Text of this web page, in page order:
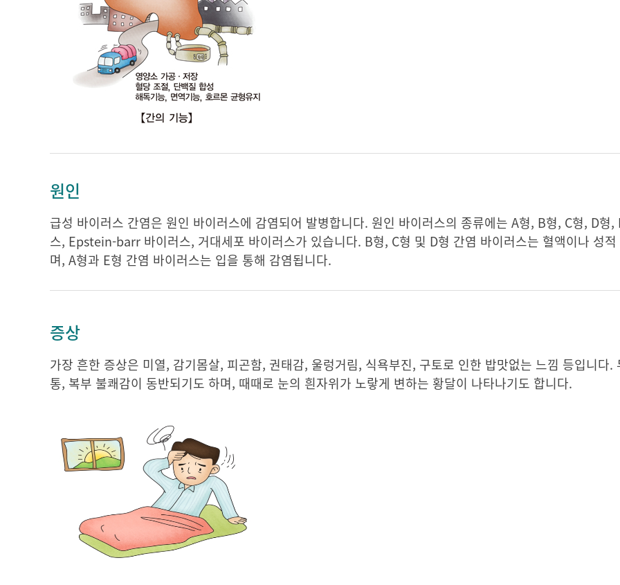
원인
급성 바이러스 간염은 원인 바이러스에 감염되어 발병합니다. 원인 바이러스의 종류에는 A형, B형, C형, D형,
스, Epstein-barr 바이러스, 거대세포 바이러스가 있습니다. B형, C형 및 D형 간염 바이러스는 혈액이나 성적
며, A형과 E형 간염 바이러스는 입을 통해 감염됩니다.
증상
가장 흔한 증상은 미열, 감기몸살, 피곤함, 권태감, 울렁거림, 식욕부진, 구토로 인한 밥맛없는 느낌 등입니다.
통, 복부 불쾌감이 동반되기도 하며, 때때로 눈의 흰자위가 노랗게 변하는 황달이 나타나기도 합니다.